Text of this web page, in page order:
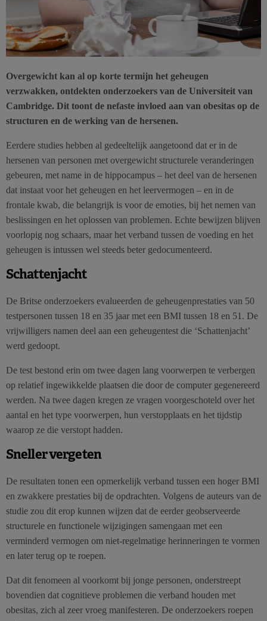
Overgewicht kan al op korte termijn het geheugen
verzwakken, ontdekten onderzoekers van de Universiteit van
Cambridge. Dit toont de nefaste invloed aan van obesitas op de
structuren en de werking van de hersenen.
Eerdere studies hebben al gedeeltelijk aangetoond dat er in de
hersenen van personen met overgewicht structurele veranderingen
gebeuren, met name in de hippocampus – het deel van de hersenen
dat instaat voor het geheugen en het leervermogen – en in de
frontale kwab, die belangrijk is voor de emoties, bij het nemen van
beslissingen en het oplossen van problemen. Echte bewijzen blijven
voorlopig nog schaars, maar het verband tussen de voeding en het
geheugen is intussen wel steeds beter gedocumenteerd.
Schattenjacht
De Britse onderzoekers evalueerden de geheugenprestaties van 50
testpersonen tussen 18 en 35 jaar met een BMI tussen 18 en 51. De
vrijwilligers namen deel aan een geheugentest die ‘Schattenjacht’
werd gedoopt.
De test bestond erin om twee dagen lang voorwerpen te verbergen
op relatief ingewikkelde plaatsen die door de computer gegenereerd
werden. Na twee dagen kregen ze vragen voorgeschoteld over het
aantal en het type voorwerpen, hun verstopplaats en het tijdstip
waarop ze die verstopt hadden.
Sneller vergeten
De resultaten tonen een opmerkelijk verband tussen een hoger BMI
en zwakkere prestaties bij de opdrachten. Volgens de auteurs van de
studie zou dit erop kunnen wijzen dat de eerder geobserveerde
structurele en functionele wijzigingen samengaan met een
verminderd vermogen om niet-regelmatige herinneringen te vormen
en later terug op te roepen.
Dat dit fenomeen al voorkomt bij jonge personen, onderstreept
bovendien dat cognitieve problemen die verband houden met
obesitas, zich al zeer vroeg manifesteren. De onderzoekers roepen